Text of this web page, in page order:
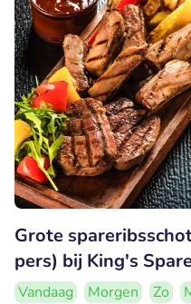
Grote
pers) bij King's
Vandaag Morgen Zo